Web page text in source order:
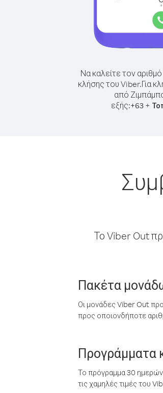
Να καλείτε τον
κλήσης του Viber.Για
από
εξής:+63+
Το Viber Out
Πακέτα
Οι μονάδες Viber Out
προς οποιονδήποτε
Προγράμματα
Το πρόγραμμα 30 ημερών
τις χαμηλές τιμές του